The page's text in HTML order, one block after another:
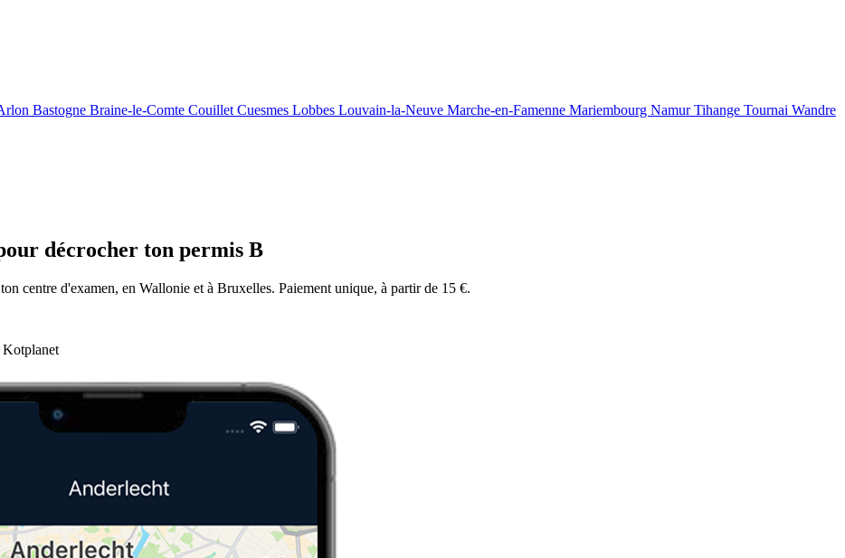
Bastogne Braine-le-Comte Couillet Cuesmes Lobbes Louvain-la-Neuve Marche-en-Famenne Mariembourg NamurTihange Tournai Wandre
décrocher ton permis B
centre d'examen, en Wallonie et à Bruxelles. Paiement unique, à partir de 15 €.
Kotplanet